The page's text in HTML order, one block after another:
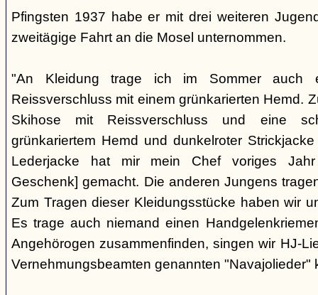
Pfingsten 1937 habe er mit drei weiteren
zweitägige Fahrt an die Mosel unternommen.
"An Kleidung trage ich im Sommer auch
Reissverschluss mit einem grünkarierten Hemd.
Skihose mit Reissverschluss und eine
grünkariertem Hemd und dunkelroter
Lederjacke hat mir mein Chef voriges
Geschenk] gemacht. Die anderen Jungens
Zum Tragen dieser Kleidungsstücke haben wir
Es trage auch niemand einen
Angehörogen zusammenfinden, singen wir HJ-
Vernehmungsbeamten genannten "Navajolieder"